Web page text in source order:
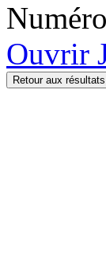
Ouvrir
Retour aux résultats